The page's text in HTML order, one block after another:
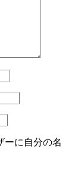
ーに自分の名